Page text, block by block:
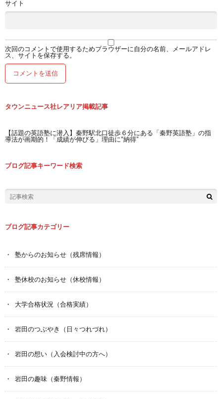
サイト
次回のコメントで使用するためブラウザーに自分の名前、メールアドレ
ス、サイトを保存する。
タウンニュース社レアリア掲載記事
【話題の英語塾に潜入】秦野駅北口徒歩６分にある「秦野英語塾」の指
導法が画期的！「成績が伸びる」理由に“納得”
ブログ記事キーワード検索
ブログ記事カテゴリー
塾からのお知らせ（残席情報）
塾休校のお知らせ（休校情報）
大学合格状況（合格実績）
岩田のつぶやき（日々つれづれ）
岩田の想い（入会検討中の方へ）
岩田の趣味（秦野情報）